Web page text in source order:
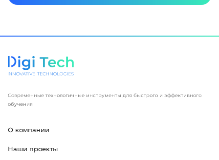
Современные технологичные инструменты для быстрого и эффективного
обучения
О компании
Наши проекты